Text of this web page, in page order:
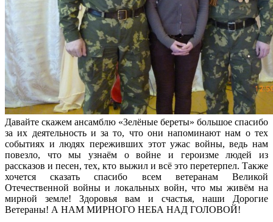
Давайте скажем ансамблю «Зелёные береты» большое спасибо
за их деятельность и за то, что они напоминают нам о тех
событиях и людях переживших этот ужас войны, ведь нам
повезло, что мы узнаём о войне и героизме людей из
рассказов и песен, тех, кто выжил и всё это перетерпел. Также
хочется сказать спасибо всем ветеранам Великой
Отечественной войны и локальных войн, что мы живём на
мирной земле! Здоровья вам и счастья, наши Дорогие
Ветераны! А НАМ МИРНОГО НЕБА НАД ГОЛОВОЙ!